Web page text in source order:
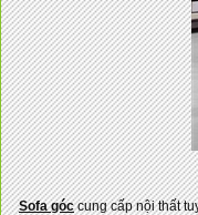
Sofa góccung cấp nội thất